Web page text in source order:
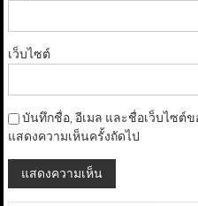
เว็บไซต์
บันทึกชื่อ, อีเมล และชื่อเว็บไซต์
แสดงความเห็นครั้งถัดไป